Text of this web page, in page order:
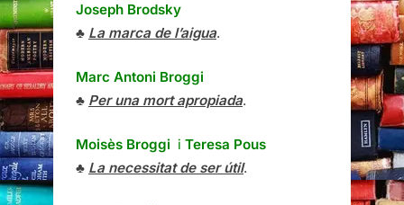
Joseph Brodsky
♣ La marca de l’aigua.
Marc Antoni Broggi
♣ Per una mort apropiada.
Moisès Broggi i Teresa Pous
♣ La necessitat de ser útil.